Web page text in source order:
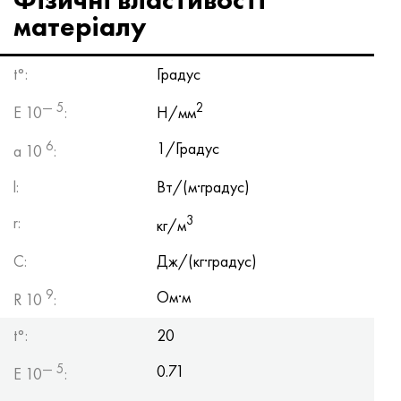
матеріалу
t°:
Градус
E 10— 5: Н/мм2
a 10 6:
1/Градус
l:
Вт/(м·градус)
r:
кг/м3
C:
Дж/(кг·градус)
R 10 9:
Ом·м
t°:
20
E 10— 5: 0.71